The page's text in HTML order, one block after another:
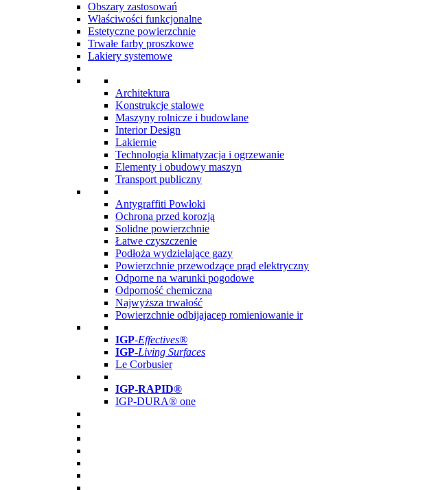
Obszary zastosowań
Właściwości funkcjonalne
Estetyczne powierzchnie
Trwałe farby proszkowe
Lakiery systemowe
Architektura
Konstrukcje stalowe
Maszyny rolnicze i budowlane
Interior Design
Lakiernie
Technologia klimatyzacja i ogrzewanie
Elementy i obudowy maszyn
Transport publiczny
Antygraffiti Powłoki
Ochrona przed korozją
Solidne powierzchnie
Łatwe czyszczenie
Podłoża wydzielające gazy
Powierzchnie przewodzące prąd elektryczny
Odporne na warunki pogodowe
Odporność chemiczna
Najwyższa trwałość
Powierzchnie odbijajacep romieniowanie ir
IGP-Effectives®
IGP-Living Surfaces
Le Corbusier
IGP-RAPID®
IGP-DURA® one